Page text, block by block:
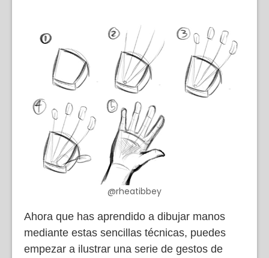
@rheatibbey
Ahora que has aprendido a dibujar manos
mediante estas sencillas técnicas, puedes
empezar a ilustrar una serie de gestos de